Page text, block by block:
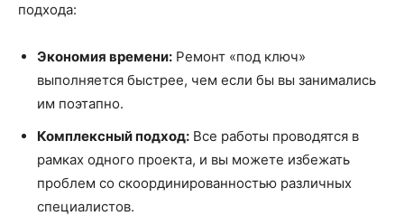
подхода:
Экономия времени: Ремонт «под ключ»
выполняется быстрее, чем если бы вы занимались
им поэтапно.
Комплексный подход: Все работы проводятся в
рамках одного проекта, и вы можете избежать
проблем со скоординированностью различных
специалистов.